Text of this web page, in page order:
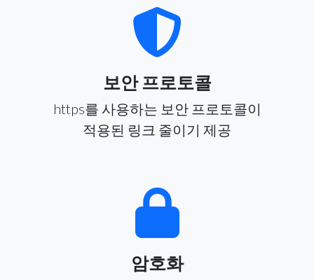
보안 프로토콜
https를 사용하는 보안 프로토콜이
적용된 링크 줄이기 제공
암호화